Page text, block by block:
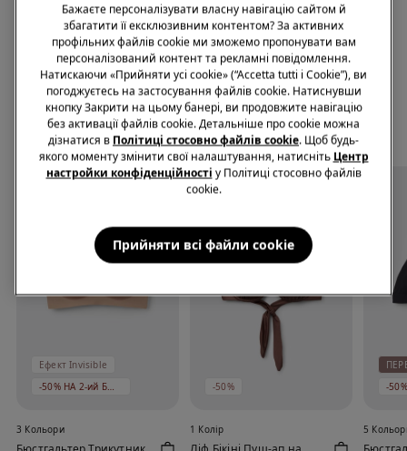
9 Кольори
Шорти з Атласу та
Мережива
669,00 грн. 329,00 грн.-51%
9 Кольори
Бюстгальтер Балконет
без Ущільнювача з
Переробленого
Мережива Paris
1069,00 грн.
399,00 грн.-63%
Завершити акціюБоксери за спеціальною ціною 399 ₴
Ефект Invisible
-50% НА 2-ий БЮСТГАЛЬТЕР
3 Кольори
-50%
1 Колір 5
Бажаєте персоналізувати власну навігацію сайтом й
збагатити її ексклюзивним контентом? За активних
профільних файлів cookie ми зможемо пропонувати вам
персоналізований контент та рекламні повідомлення.
Натискаючи «Прийняти усі cookie» (“Accetta tutti i Cookie”), ви
погоджуєтесь на застосування файлів cookie. Натиснувши
кнопку Закрити на цьому банері, ви продовжите навігацію
без активації файлів cookie. Детальніше про cookie можна
дізнатися в Політиці стосовно файлів cookie. Щоб будь-
якого моменту змінити свої налаштування, натисніть Центр
настройки конфіденційності у Політиці стосовно файлів
cookie.
Прийняти всі файли сookie